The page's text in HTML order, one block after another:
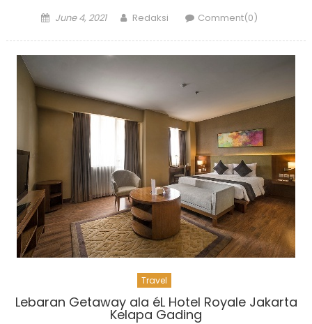
Posted
June 4, 2021 Author
Redaksi Comment(0)
Travel
Lebaran Getaway ala éL Hotel Royale Jakarta
Kelapa Gading